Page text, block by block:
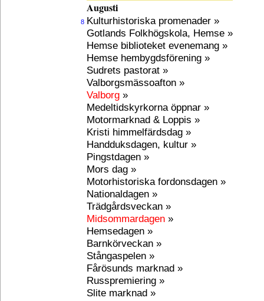
Augusti
8 Kulturhistoriska promenader »
Gotlands Folkhögskola, Hemse »
Hemse biblioteket evenemang »
Hemse hembygdsförening »
Sudrets pastorat »
Valborgsmässoafton »
Valborg »
Medeltidskyrkorna öppnar »
Motormarknad & Loppis »
Kristi himmelfärdsdag »
Handduksdagen, kultur »
Pingstdagen »
Mors dag »
Motorhistoriska fordonsdagen »
Nationaldagen »
Trädgårdsveckan »
Midsommardagen »
Hemsedagen »
Barnkörveckan »
Stångaspelen »
Fårösunds marknad »
Russpremiering »
Slite marknad »